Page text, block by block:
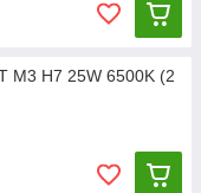
M3 H7 25W 6500K (2